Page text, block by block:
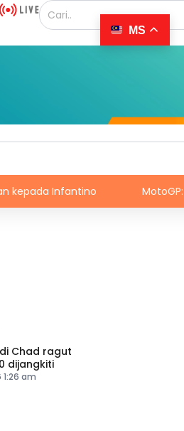
MotoGP: Grand
Chad ragut
dijangkiti
am
MS